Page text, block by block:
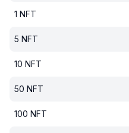
1 NFT
5 NFT
10 NFT
50 NFT
100 NFT